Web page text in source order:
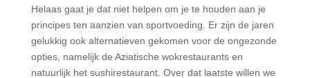
Helaas gaat je dat niet helpen om je te houden aan je
principes ten aanzien van sportvoeding. Er zijn de jaren
gelukkig ook alternatieven gekomen voor de ongezonde
opties, namelijk de Aziatische wokrestaurants en
natuurlijk het sushirestaurant. Over dat laatste willen we